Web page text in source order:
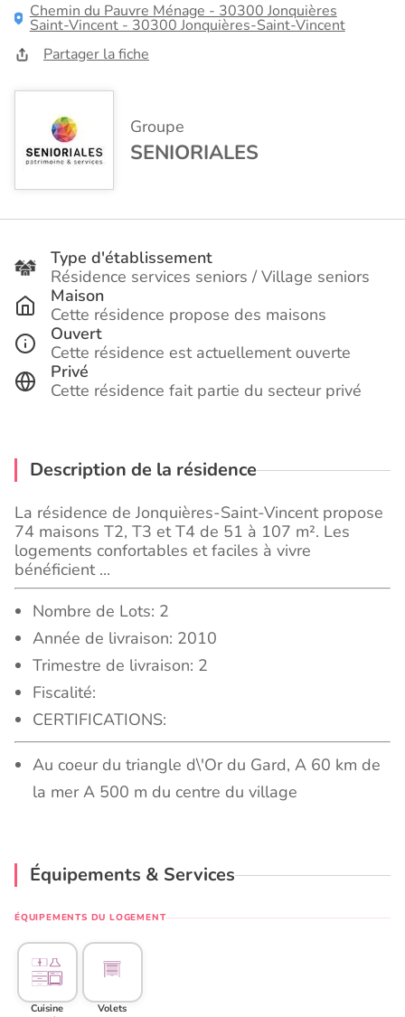
Chemin du Pauvre Ménage - 30300 Jonquières
Saint-Vincent - 30300 Jonquières-Saint-Vincent
Partager la fiche
Groupe
SENIORIALES
Type d'établissement
Résidence services seniors / Village seniors
Maison
Cette résidence propose des maisons
Ouvert
Cette résidence est actuellement ouverte
Privé
Cette résidence fait partie du secteur privé
Description de la résidence
La résidence de Jonquières-Saint-Vincent propose
74 maisons T2, T3 et T4 de 51 à 107 m². Les
logements confortables et faciles à vivre
bénéficient ...
Nombre de Lots: 2
Année de livraison: 2010
Trimestre de livraison: 2
Fiscalité:
CERTIFICATIONS:
Au coeur du triangle d\'Or du Gard, A 60 km de
la mer A 500 m du centre du village
Équipements & Services
ÉQUIPEMENTS DU LOGEMENT
Cuisine
Volets